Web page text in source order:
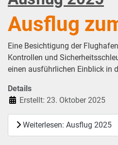
Ausflug
Eine Besichtigung der
Kontrollen und
einen ausführlichen Einblick in
Details
Erstellt: 23. Oktober 2025
Weiterlesen: Ausflug 2025